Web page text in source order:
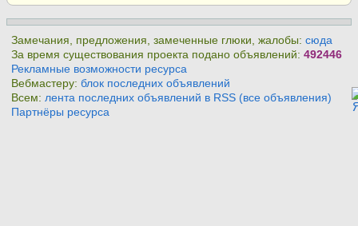
Замечания, предложения, замеченные глюки, жалобы:сюда
За время существования проекта подано объявлений:492446
Рекламные возможности ресурса
Вебмастеру:блок последних объявлений
Всем:лента последних объявлений в RSS (все объявления)
Партнёры ресурса